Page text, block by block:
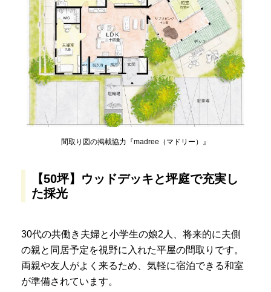
間取り図の掲載協力『madree（マドリー）』
【50坪】ウッドデッキと坪庭で充実し
た採光
30代の共働き夫婦と小学生の娘2人、将来的に夫側
の親と同居予定を視野に入れた平屋の間取りです。
両親や友人がよく来るため、気軽に宿泊できる和室
が準備されています。